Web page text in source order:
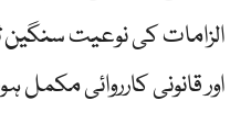
الزامات کی نوعیت
اور قانونی کارروائی